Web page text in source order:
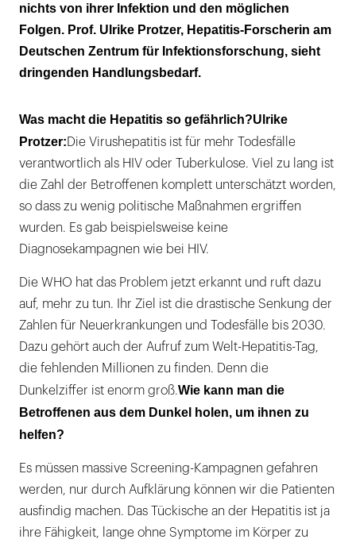
nichts von ihrer Infektion und den möglichen
Folgen. Prof. Ulrike Protzer, Hepatitis-Forscherin am
Deutschen Zentrum für Infektionsforschung, sieht
dringenden Handlungsbedarf.
Was macht die Hepatitis so gefährlich?Ulrike
Protzer: Die Virushepatitis ist für mehr Todesfälle
verantwortlich als HIV oder Tuberkulose. Viel zu lang ist
die Zahl der Betroffenen komplett unterschätzt worden,
so dass zu wenig politische Maßnahmen ergriffen
wurden. Es gab beispielsweise keine
Diagnosekampagnen wie bei HIV.
Die WHO hat das Problem jetzt erkannt und ruft dazu
auf, mehr zu tun. Ihr Ziel ist die drastische Senkung der
Zahlen für Neuerkrankungen und Todesfälle bis 2030.
Dazu gehört auch der Aufruf zum Welt-Hepatitis-Tag,
die fehlenden Millionen zu finden. Denn die
Dunkelziffer ist enorm groß.Wie kann man die
Betroffenen aus dem Dunkel holen, um ihnen zu
helfen?
Es müssen massive Screening-Kampagnen gefahren
werden, nur durch Aufklärung können wir die Patienten
ausfindig machen. Das Tückische an der Hepatitis ist ja
ihre Fähigkeit, lange ohne Symptome im Körper zu